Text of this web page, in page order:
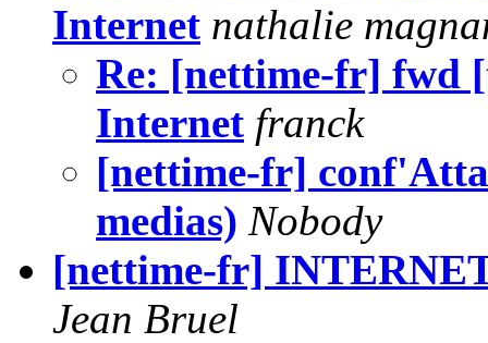
Internet nathalie
Re: [nettime-fr] fwd
Internet franck
[nettime-fr]
medias) Nobody
[nettime-fr]
Jean Bruel